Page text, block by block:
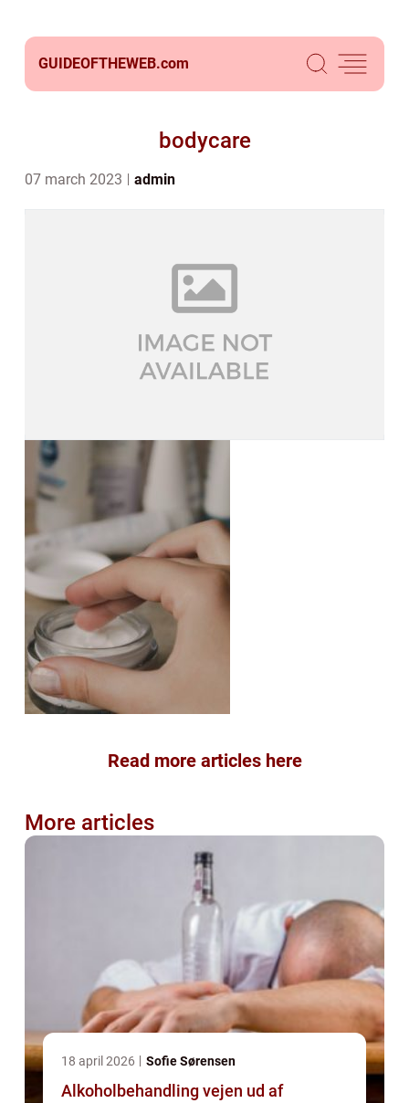
GUIDEOFTHEWEB.com
bodycare
07 march 2023 admin
Read more articles here
More articles
18 april 2026 Sofie Sørensen
Alkoholbehandling vejen ud af